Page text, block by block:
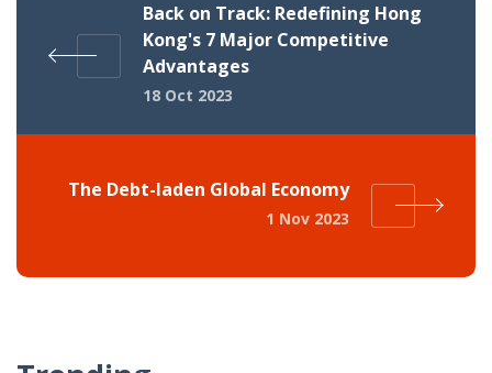
Back on Track: Redefining Hong
Kong's 7 Major Competitive
Advantages
18 Oct 2023
The Debt-laden Global Economy
1 Nov 2023